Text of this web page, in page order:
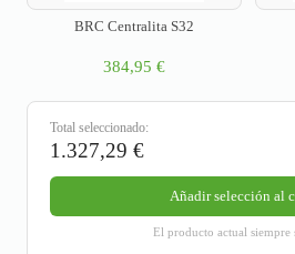
BRC Centralita S32
384,95 €
Total seleccionado:
1.327,29 €
Añadir selección al
El producto actual siempre